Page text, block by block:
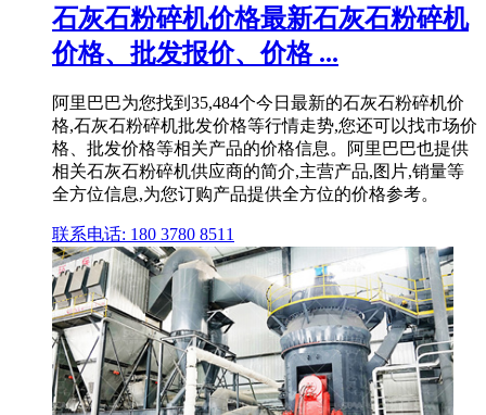
石灰石粉碎机价格最新石灰石粉碎机
价格、批发报价、价格 ...
阿里巴巴为您找到35,484个今日最新的石灰石粉碎机价
格,石灰石粉碎机批发价格等行情走势,您还可以找市场价
格、批发价格等相关产品的价格信息。阿里巴巴也提供
相关石灰石粉碎机供应商的简介,主营产品,图片,销量等
全方位信息,为您订购产品提供全方位的价格参考。
联系电话: 180 3780 8511